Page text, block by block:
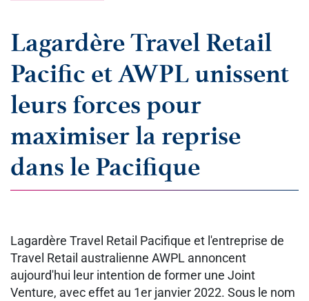
Lagardère Travel Retail
Pacific et AWPL unissent
leurs forces pour
maximiser la reprise
dans le Pacifique
Lagardère Travel Retail Pacifique et l'entreprise de
Travel Retail australienne AWPL annoncent
aujourd'hui leur intention de former une Joint
Venture, avec effet au 1er janvier 2022. Sous le nom